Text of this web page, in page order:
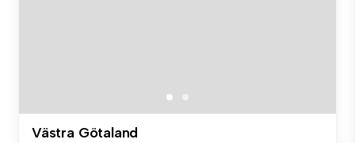
Västra Götaland